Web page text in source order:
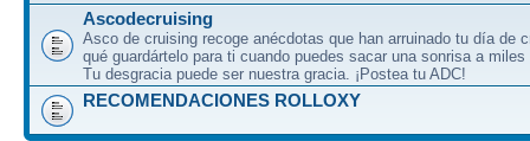
Ascodecruising
Asco de cruising recoge anécdotas que han arruinado tu día de
qué guardártelo para ti cuando puedes sacar una sonrisa a miles
Tu desgracia puede ser nuestra gracia. ¡Postea tu ADC!
RECOMENDACIONES ROLLOXY